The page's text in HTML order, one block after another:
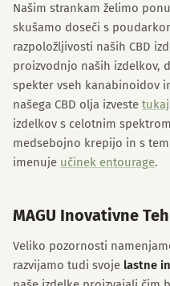
Našim strankam želimo
skušamo doseči s
razpoložljivosti naših CBD
proizvodnjo naših izdelkov,
spekter vseh kanabinoidov
našega CBD olja izveste tukaj
izdelkov s celotnim
medsebojno krepijo in s
imenuje učinek entourage.
MAGU Inovativne
Veliko pozornosti
razvijamo tudi svoje lastne